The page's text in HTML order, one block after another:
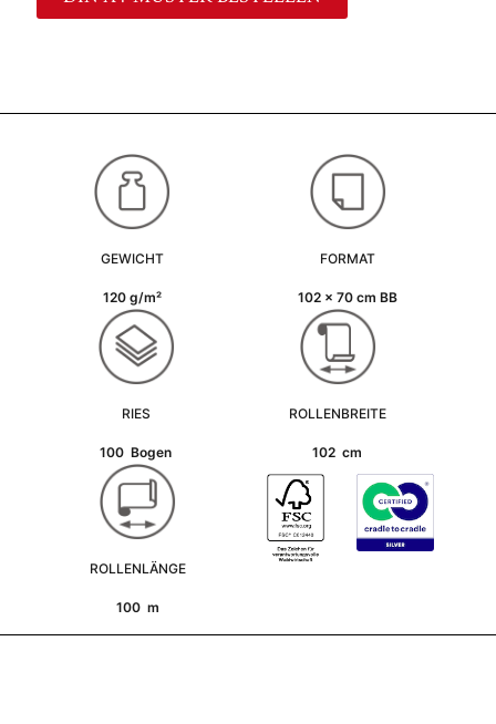
GEWICHT
120 g/m²
FORMAT
102 x 70 cm BB
RIES
100 Bogen
ROLLENBREITE
102 cm
ROLLENLÄNGE
100 m